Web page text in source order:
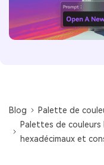
Blog
Palette de
Palettes de
hexadécimaux et